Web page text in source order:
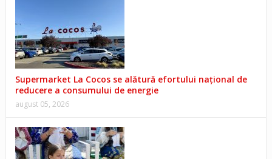
Supermarket La Cocos se alătură efortului național de
reducere a consumului de energie
august 05, 2026